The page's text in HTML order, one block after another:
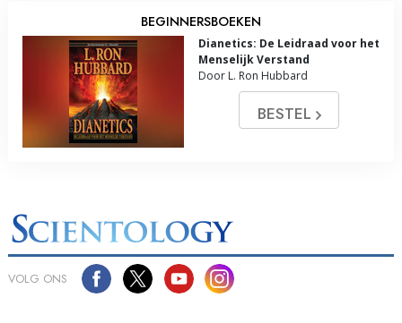
BEGINNERSBOEKEN
Dianetics: De Leidraad voor het
Menselijk Verstand
Door L. Ron Hubbard
BESTEL
VOLG ONS